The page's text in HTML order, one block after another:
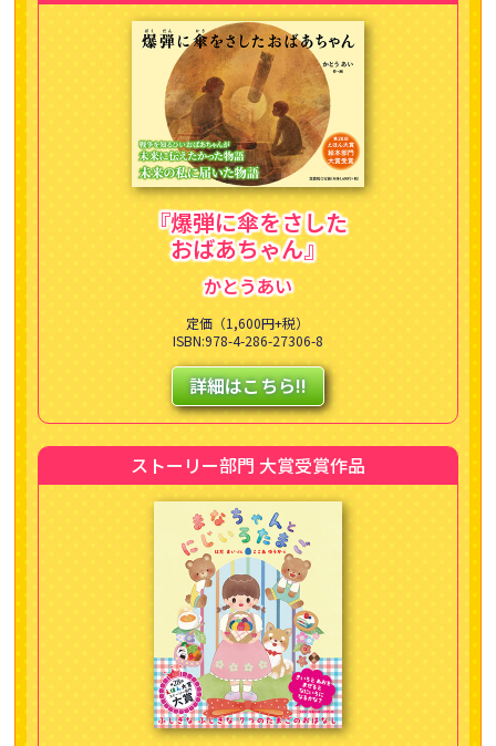
『爆弾に傘をさした
おばあちゃん』
かとうあい
定価（1,600円+税）
ISBN:978-4-286-27306-8
詳細はこちら!!
ストーリー部門 大賞受賞作品